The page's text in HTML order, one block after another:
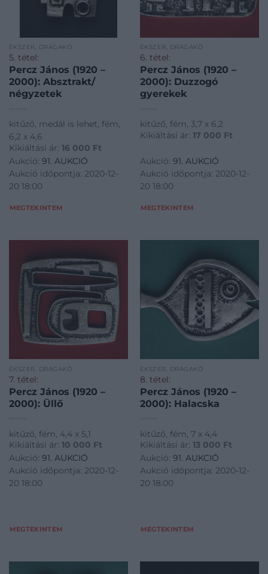
ÉKSZER, DRÁGAKŐ
5. tétel:
Percz János (1920 –
2000): Absztrakt/
négyzetek
kitűző, medál is lehet, fém,
6,2 x 4,6
Kikiáltási ár: 16 000 Ft
Aukció: 91. AUKCIÓ
Aukció időpontja: 2020-12-
20 18:00
MEGTEKINTEM
ÉKSZER, DRÁGAKŐ
6. tétel:
Percz János (1920 –
2000): Duzzogó
gyerekek
kitűző, fém, 3,7 x 6,2
Kikiáltási ár: 17 000 Ft
Aukció: 91. AUKCIÓ
Aukció időpontja: 2020-12-
20 18:00
MEGTEKINTEM
ÉKSZER, DRÁGAKŐ
7. tétel:
Percz János (1920 –
2000): Üllő
kitűző, fém, 4,4 x 5,1
Kikiáltási ár: 10 000 Ft
Aukció: 91. AUKCIÓ
Aukció időpontja: 2020-12-
20 18:00
MEGTEKINTEM
ÉKSZER, DRÁGAKŐ
8. tétel:
Percz János (1920 –
2000): Halacska
kitűző, fém, 7 x 4,4
Kikiáltási ár: 13 000 Ft
Aukció: 91. AUKCIÓ
Aukció időpontja: 2020-12-
20 18:00
MEGTEKINTEM